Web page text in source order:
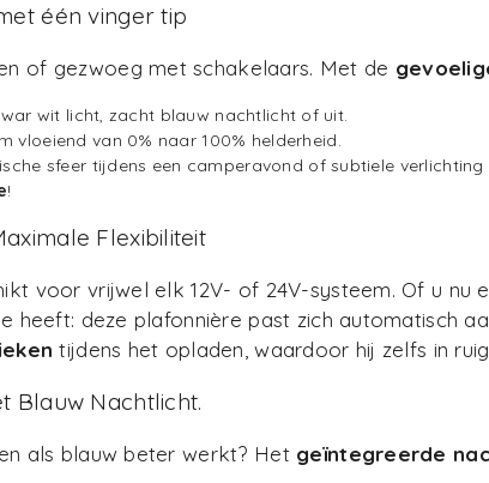
één vinger tip
of gezwoeg met schakelaars. Met de
wit licht, zacht blauw nachtlicht of uit.
vloeiend van 0% naar 100% helderheid.
sfeer tijdens een camperavond of subtiele
!
Flexibiliteit
voor vrijwel elk 12V- of 24V-systeem. Of u
heeft: deze plafonnière past zich automatisch
tijdens het opladen, waardoor hij zelfs in
Blauw Nachtlicht.
als blauw beter werkt? Het geïntegreerde